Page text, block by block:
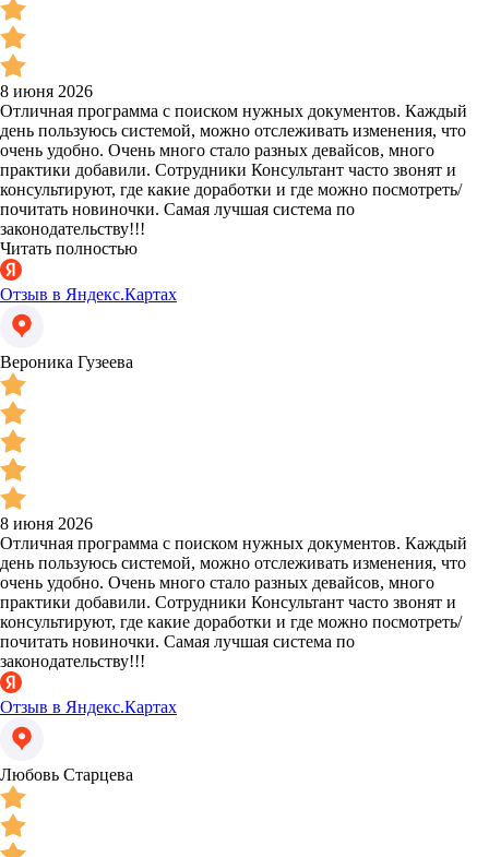
8 июня 2026
Отличная программа с поиском нужных документов. Каждый
день пользуюсь системой, можно отслеживать изменения, что
очень удобно. Очень много стало разных девайсов, много
практики добавили. Сотрудники Консультант часто звонят и
консультируют, где какие доработки и где можно посмотреть/
почитать новиночки. Самая лучшая система по
законодательству!!!
Читать полностью
Отзыв в Яндекс.Картах
Вероника Гузеева
8 июня 2026
Отличная программа с поиском нужных документов. Каждый
день пользуюсь системой, можно отслеживать изменения, что
очень удобно. Очень много стало разных девайсов, много
практики добавили. Сотрудники Консультант часто звонят и
консультируют, где какие доработки и где можно посмотреть/
почитать новиночки. Самая лучшая система по
законодательству!!!
Отзыв в Яндекс.Картах
Любовь Старцева